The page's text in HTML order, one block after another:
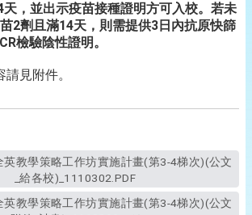
，並出示疫苗接種證明方可入校。若未
2劑且滿14天，則需提供3日內抗原快篩
檢驗陰性證明。
見附件。
_給各校)_1110302.PDF